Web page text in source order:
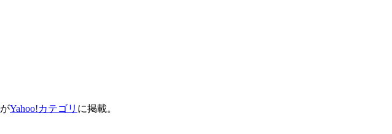
がYahoo!カテゴリ に掲載。